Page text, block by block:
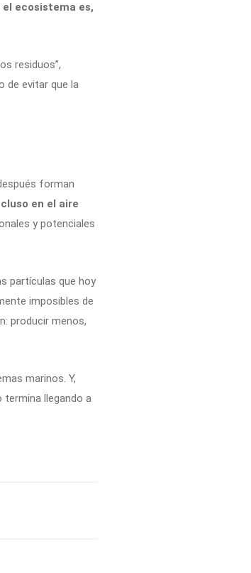
ecosistema es,
residuos”,
de evitar que la
forman
en el aire
y potenciales
partículas que hoy
imposibles de
producir menos,
marinos. Y,
llegando a